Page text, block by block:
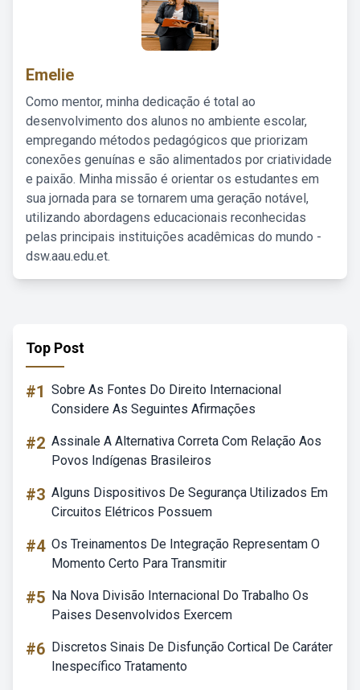
Emelie
Como mentor, minha dedicação é total ao
desenvolvimento dos alunos no ambiente escolar,
empregando métodos pedagógicos que priorizam
conexões genuínas e são alimentados por criatividade
e paixão. Minha missão é orientar os estudantes em
sua jornada para se tornarem uma geração notável,
utilizando abordagens educacionais reconhecidas
pelas principais instituições acadêmicas do mundo -
dsw.aau.edu.et.
Top Post
#1 Sobre As Fontes Do Direito Internacional
Considere As Seguintes Afirmações
#2 Assinale A Alternativa Correta Com Relação Aos
Povos Indígenas Brasileiros
#3 Alguns Dispositivos De Segurança Utilizados Em
Circuitos Elétricos Possuem
#4 Os Treinamentos De Integração Representam O
Momento Certo Para Transmitir
#5 Na Nova Divisão Internacional Do Trabalho Os
Paises Desenvolvidos Exercem
#6 Discretos Sinais De Disfunção Cortical De Caráter
Inespecífico Tratamento